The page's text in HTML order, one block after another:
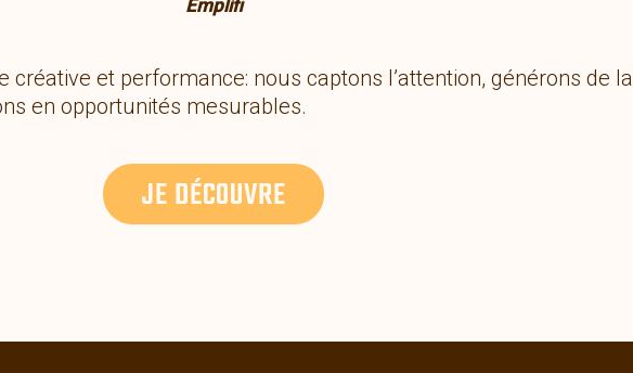
Emplifi
créative et performance: nous captons l’attention, générons de la
en opportunités mesurables.
JE DÉCOUVRE